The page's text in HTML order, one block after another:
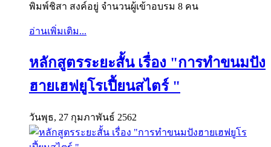
พิมพ์ชิสา สงค์อยู่ จำนวนผู้เข้าอบรม 8 คน
อ่านเพิ่มเติม...
หลักสูตรระยะสั้น เรื่อง "การทำขนมปัง
ฮายเฮฟยูโรเปี้ยนสไตร์ "
วันพุธ, 27 กุมภาพันธ์ 2562